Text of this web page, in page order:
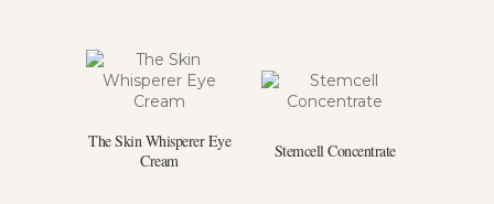
The Skin Whisperer Eye
Cream
Stemcell Concentrate